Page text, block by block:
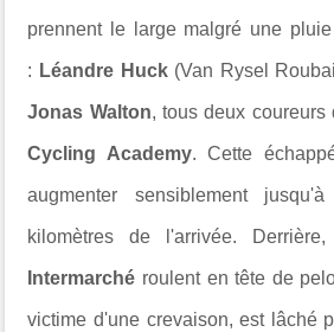
prennent le large malgré une
: Léandre Huck (Van Rysel
Jonas Walton, tous deux
Cycling Academy. Cette
augmenter sensiblement
kilomètres de l'arrivée.
Intermarché roulent en tête de
victime d'une crevaison, est lâché